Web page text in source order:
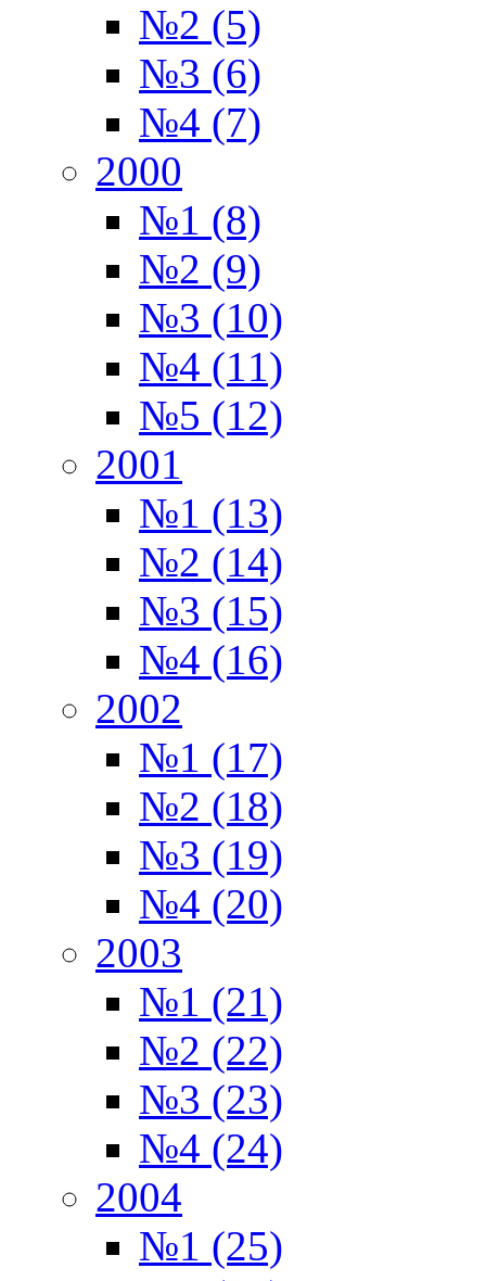
№2 (5)
№3 (6)
№4 (7)
2000
№1 (8)
№2 (9)
№3 (10)
№4 (11)
№5 (12)
2001
№1 (13)
№2 (14)
№3 (15)
№4 (16)
2002
№1 (17)
№2 (18)
№3 (19)
№4 (20)
2003
№1 (21)
№2 (22)
№3 (23)
№4 (24)
2004
№1 (25)